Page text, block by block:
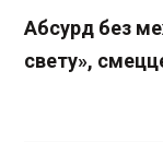
Абсурд без
свету»,